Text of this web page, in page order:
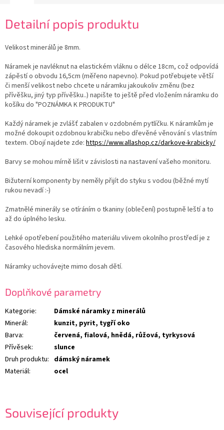
Související produkty
Detailní popis produktu
Velikost minerálů je 8mm.
Náramek je navléknut na elastickém vláknu o délce 18cm, což odpovídá
zápěstí o obvodu 16,5cm (měřeno napevno). Pokud potřebujete větší
či menší velikost nebo chcete u náramku jakoukoliv změnu (bez
přívěšku, jiný typ přívěšku..) napište to ještě před vložením náramku do
košíku do "POZNÁMKA K PRODUKTU"
Každý náramek je zvlášť zabalen v ozdobném pytlíčku. K náramkům je
možné dokoupit ozdobnou krabičku nebo dřevěné věnování s vlastním
textem. Obojí najdete zde: https://www.allashop.cz/darkove-krabicky/
Barvy se mohou mírně lišit v závislosti na nastavení vašeho monitoru.
Bižuterní komponenty by neměly přijít do styku s vodou (běžné mytí
rukou nevadí :-)
Zmatnělé minerály se otíráním o tkaniny (oblečení) postupně leští a to
až do úplného lesku.
Lehké opotřebení použitého materiálu vlivem okolního prostředí je z
časového hlediska normálním jevem.
Náramky uchovávejte mimo dosah dětí.
Doplňkové parametry
Kategorie:
Dámské náramky z minerálů
Minerál:
kunzit, pyrit, tygří oko
Barva:
červená, fialová, hnědá, růžová, tyrkysová
Přívěsek:
slunce
Druh produktu: dámský náramek
Materiál: ocel